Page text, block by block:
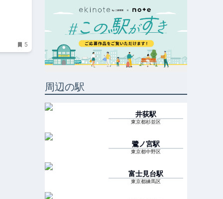
5
周辺の駅
井荻駅
東京都杉並区
鷺ノ宮駅
東京都中野区
富士見台駅
東京都練馬区